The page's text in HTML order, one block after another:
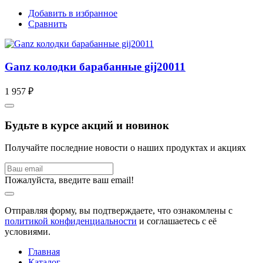
Добавить в избранное
Сравнить
Ganz колодки барабанные gij20011
1 957 ₽
Будьте в курсе акций и новинок
Получайте последние новости о наших продуктах и акциях
Пожалуйста, введите ваш email!
Отправляя форму, вы подтверждаете, что ознакомлены с
политикой конфиденциальности и соглашаетесь с её
условиями.
Главная